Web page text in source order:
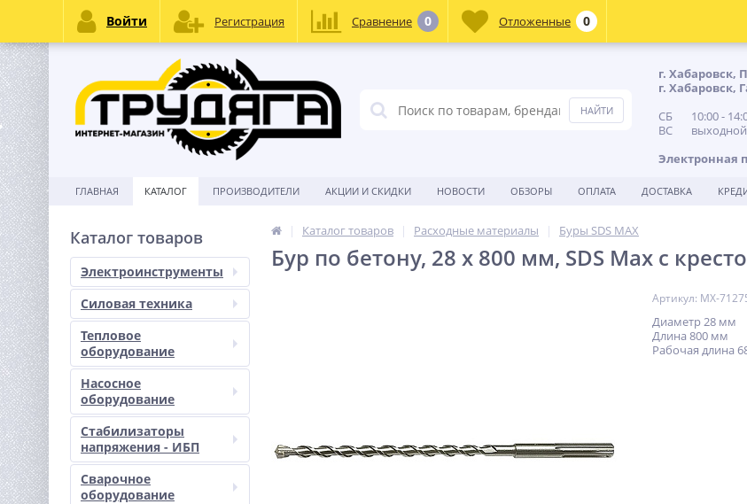
г. Хабаровск,
г. Хабаровск,
СБ 10:00 -
ВС выходной
Электронная
ГЛАВНАЯ КАТАЛОГ ПРОИЗВОДИТЕЛИ АКЦИИ И СКИДКИ НОВОСТИ ОБЗОРЫ ОПЛАТА ДОСТАВКА
Каталог товаров
Электроинструменты
Силовая техника
Тепловое
оборудование
Насосное
оборудование
Стабилизаторы
напряжения - ИБП
Сварочное
оборудование
Каталог товаров Расходные материалы Буры SDS MAX
Бур по бетону, 28 х 800 мм, SDS Max c
Артикул: MX-
Диаметр 28 мм
Длина 800 мм
Рабочая длина
Войти Регистрация Сравнение 0 Отложенные 0